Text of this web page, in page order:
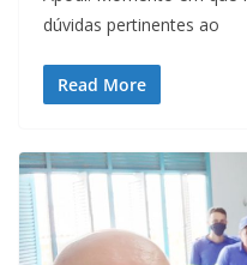
dúvidas pertinentes ao
Read More